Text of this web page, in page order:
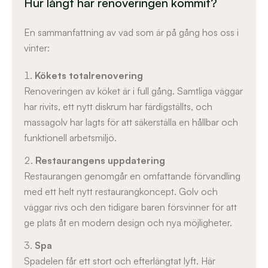
En sammanfattning av vad som är på gång hos oss i
vinter:
Kökets totalrenovering
Renoveringen av köket är i full gång. Samtliga väggar
har rivits, ett nytt diskrum har färdigställts, och
massagolv har lagts för att säkerställa en hållbar och
funktionell arbetsmiljö.
Restaurangens uppdatering
Restaurangen genomgår en omfattande förvandling
med ett helt nytt restaurangkoncept. Golv och
väggar rivs och den tidigare baren försvinner för att
ge plats åt en modern design och nya möjligheter.
Spa
Spadelen får ett stort och efterlängtat lyft. Här